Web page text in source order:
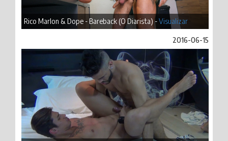
Rico Marlon & Dope - Bareback (O Diarista) -Visualizar
2016-06-15